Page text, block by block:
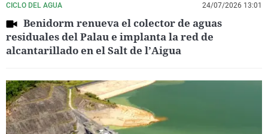
CICLO DEL AGUA 24/07/2026 13:01
Benidorm renueva el colector de aguas
residuales del Palau e implanta la red de
alcantarillado en el Salt de l’Aigua